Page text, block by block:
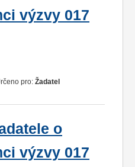
výzvy 017
pro: Žadatel
o
výzvy 017